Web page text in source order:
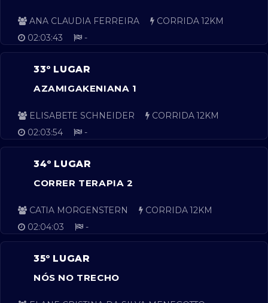
ANA CLAUDIA FERREIRA
CORRIDA 12KM
02:03:43
-
33º LUGAR
AZAMIGAKENIANA 1
ELISABETE SCHNEIDER
CORRIDA 12KM
02:03:54
-
34º LUGAR
CORRER TERAPIA 2
CATIA MORGENSTERN
CORRIDA 12KM
02:04:03
-
35º LUGAR
NÓS NO TRECHO